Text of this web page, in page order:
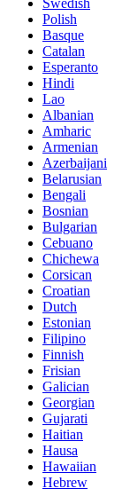
Polish
Basque
Catalan
Esperanto
Hindi
Lao
Albanian
Amharic
Armenian
Azerbaijani
Belarusian
Bengali
Bosnian
Bulgarian
Cebuano
Chichewa
Corsican
Croatian
Dutch
Estonian
Filipino
Finnish
Frisian
Galician
Georgian
Gujarati
Haitian
Hausa
Hawaiian
Hebrew